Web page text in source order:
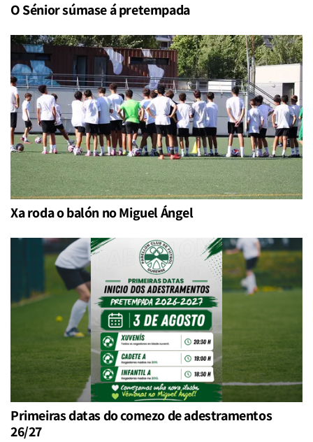
O Sénior súmase á pretempada
Xa roda o balón no Miguel Ángel
Primeiras datas do comezo de adestramentos
26/27